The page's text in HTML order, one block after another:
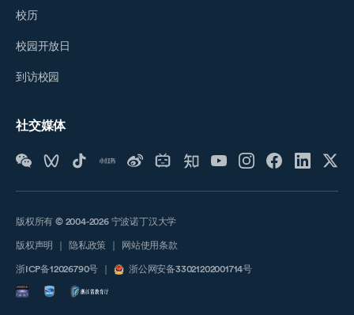
校历
校园开放日
到访校园
社交媒体
版权所有 © 2004-2026 宁波诺丁汉大学
版权声明 隐私政策 网站使用条款
浙ICP备12026790号 浙公网安备33021202001714号